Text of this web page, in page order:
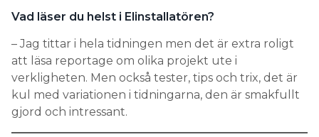
Vad läser du helst i Elinstallatören?
– Jag tittar i hela tidningen men det är extra roligt
att läsa reportage om olika projekt ute i
verkligheten. Men också tester, tips och trix, det är
kul med variationen i tidningarna, den är smakfullt
gjord och intressant.